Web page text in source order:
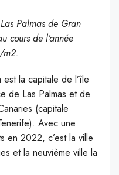
Palmas de Gran
cours de l’année
m2.
est la capitale de l’île
de Las Palmas et de
(capitale
Avec une
en 2022, c’est la ville
et la neuvième ville la